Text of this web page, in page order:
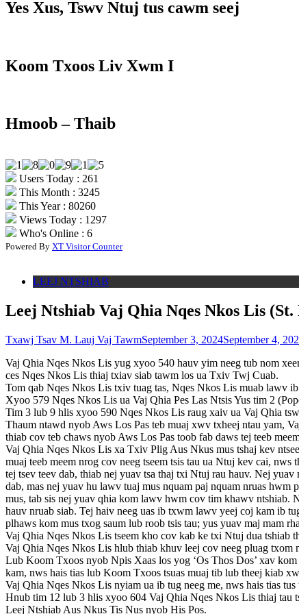
Yes Xus, Tswv Ntuj tus cawm seej
Koom Txoos Liv Xwm I
Hmoob – Thaib
Users Today : 261
This Month : 3245
This Year : 80260
Views Today : 1297
Who's Online : 6
Powered By XT Visitor Counter
LEEJ NTSHIAB
Leej Ntshiab Vaj Qhia Nqes Nkos Lis
Txawj Tsav M. Lauj Vaj TawmSeptember 3, 2024September 4,
Vaj Qhia Nqes Nkos Lis yug xyoo 540 hauv yim neeg tub nom
ces Nqes Nkos Lis thiaj txiav siab tawm los ua Txiv Twj Cuab.
Tom qab Nqes Nkos Lis txiv tuag tas, Nqes Nkos Lis muab lawv
Xyoo 579 Nqes Nkos Lis ua Vaj Qhia Pes Las Ntsis Yus tim 2
Tim 3 lub 9 hlis xyoo 590 Nqes Nkos Lis raug xaiv ua Vaj Qhia
Thaum ntawd nyob Aws Los Pas teb muaj xwv txheej ntau yam,
thiab cov teb chaws nyob Aws Los Pas toob fab daws tej teeb
Vaj Qhia Nqes Nkos Lis xa Txiv Plig Aus Nkus mus tshaj kev
muaj teeb meem nrog cov neeg tseem tsis tau ua Ntuj kev cai,
tej tsev teev dab, thiab nej yuav tsa thaj txi Ntuj rau hauv. Nej
dab, mas nej yuav hu lawv tuaj mus nquam paj nquam nruas
mus, tab sis nej yuav qhia kom lawv hwm cov tim khawv
hauv nruab siab. Tej haiv neeg uas ib txwm lawv yeej coj kam ib
plhaws kom mus txog saum lub roob tsis tau; yus yuav maj mam
Vaj Qhia Nqes Nkos Lis tseem kho cov kab ke txi Ntuj dua tshiab
Vaj Qhia Nqes Nkos Lis hlub thiab khuv leej cov neeg pluag txom
Lub Koom Txoos nyob Npis Xaas los yog ‘Os Thos Dos’ xav
kam, nws hais tias lub Koom Txoos tsuas muaj tib lub theej kiab
Vaj Qhia Nqes Nkos Lis nyiam ua ib tug neeg me, nws hais tias
Hnub tim 12 lub 3 hlis xyoo 604 Vaj Qhia Nqes Nkos Lis thiaj
Leej Ntshiab Aus Nkus Tis Nus nyob His Pos.